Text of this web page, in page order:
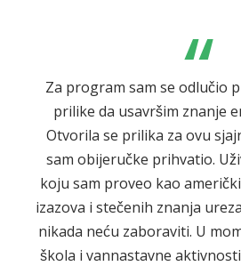
“
Za program sam se odlučio
prilike da usavršim znanje
Otvorila se prilika za ovu
sam obijeručke prihvatio.
koju sam proveo kao
izazova i stečenih znanja
nikada neću zaboraviti. U
škola i vannastavne